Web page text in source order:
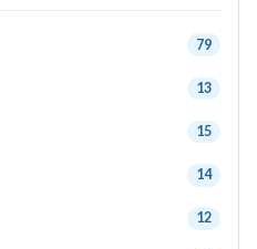
79
13
15
14
12